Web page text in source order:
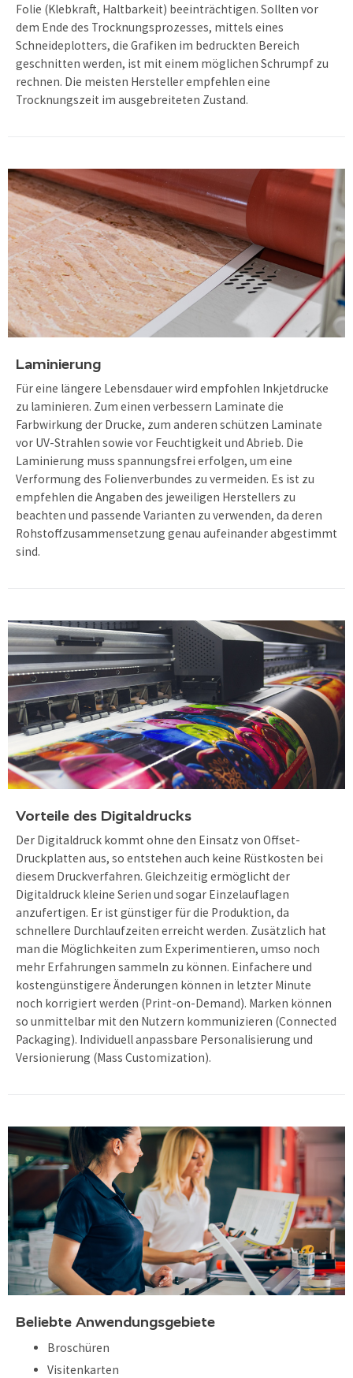
Folie (Klebkraft, Haltbarkeit) beeinträchtigen. Sollten vor
dem Ende des Trocknungsprozesses, mittels eines
Schneideplotters, die Grafiken im bedruckten Bereich
geschnitten werden, ist mit einem möglichen Schrumpf zu
rechnen. Die meisten Hersteller empfehlen eine
Trocknungszeit im ausgebreiteten Zustand.
Laminierung
Für eine längere Lebensdauer wird empfohlen Inkjetdrucke
zu laminieren. Zum einen verbessern Laminate die
Farbwirkung der Drucke, zum anderen schützen Laminate
vor UV-Strahlen sowie vor Feuchtigkeit und Abrieb. Die
Laminierung muss spannungsfrei erfolgen, um eine
Verformung des Folienverbundes zu vermeiden. Es ist zu
empfehlen die Angaben des jeweiligen Herstellers zu
beachten und passende Varianten zu verwenden, da deren
Rohstoff­zusammensetzung genau aufeinander abgestimmt
sind.
Vorteile des Digitaldrucks
Der Digitaldruck kommt ohne den Einsatz von Offset-
Druckplatten aus, so entstehen auch keine Rüstkosten bei
diesem Druckverfahren. Gleichzeitig ermöglicht der
Digitaldruck kleine Serien und sogar Einzelauflagen
anzufertigen. Er ist günstiger für die Produktion, da
schnellere Durchlaufzeiten erreicht werden. Zusätzlich hat
man die Möglichkeiten zum Experimentieren, umso noch
mehr Erfahrungen sammeln zu können. Einfachere und
kostengünstigere Änderungen können in letzter Minute
noch korrigiert werden (Print-on-Demand). Marken können
so unmittelbar mit den Nutzern kommunizieren (Connected
Packaging). Individuell anpassbare Personalisierung und
Versionierung (Mass Customization).
Beliebte Anwendungsgebiete
Broschüren
Visitenkarten